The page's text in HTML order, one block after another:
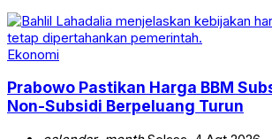
Ekonomi
Prabowo Pastikan Harga BBM
Non-Subsidi Berpeluang Turun